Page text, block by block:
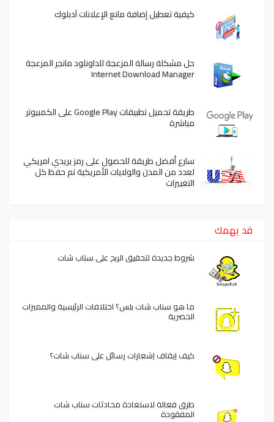
كيفية تعطيل إضافة مانع الإعلانات آدبلوك
حل مشكلة رسالة المزعجة للداونلود مانجر المزعجة
Internet Download Manager
طريقة تحميل تطبيقات Google Play على الكمبيوتر
مباشرة
سارع أفضل طريقة للحصول على رمز بريدي امريكي
لعدد من المدن والولايات الأمريكية تم حفظ كل
التغييرات
قد يهمك
شروط جديدة لتحقيق الربح على سناب شات
ما هو سناب شات بلس؟ اختلافات الرئيسية والمميزات
الحصرية
كيف إيقاف إشعارات رسائل على سناب شات؟
طرق فعالة لاستعادة محادثات سناب شات
المفقودة